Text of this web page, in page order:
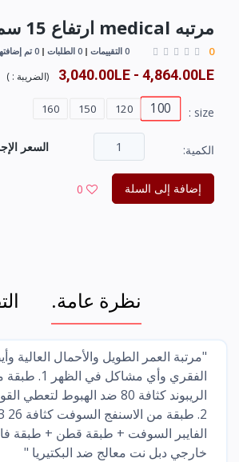
مرتبه medical ارتفاع 15 سم
0 0 التقييمات 0 الطلبات 0 تم إضافتها إلى قائمة الرغبات
3,040.00LE - 4,864.00LE
(الضريبة : )
size :
100
120
150
160
الكمية: السعر
إضافة إلى السلة 0
نظرة عامة.
"مرتبة العمر الطويل والأحمال العالية
الفقري وأي
الريبوند كثافة 80 ضد الهبوط
خارجي دبل نت معالج ضد البكتيريا "